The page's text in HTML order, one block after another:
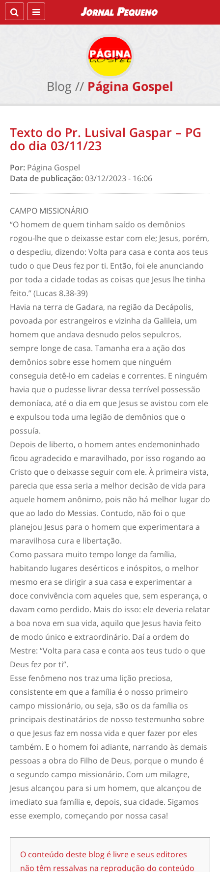
Blog // Página Gospel
Texto do Pr. Lusival Gaspar – PG
do dia 03/11/23
Por: Página Gospel
Data de publicação:03/12/2023 - 16:06
CAMPO MISSIONÁRIO
“O homem de quem tinham saído os demônios
rogou-lhe que o deixasse estar com ele; Jesus, porém,
o despediu, dizendo: Volta para casa e conta aos teus
tudo o que Deus fez por ti. Então, foi ele anunciando
por toda a cidade todas as coisas que Jesus lhe tinha
feito.” (Lucas 8.38-39)
Havia na terra de Gadara, na região da Decápolis,
povoada por estrangeiros e vizinha da Galileia, um
homem que andava desnudo pelos sepulcros,
sempre longe de casa. Tamanha era a ação dos
demônios sobre esse homem que ninguém
conseguia detê-lo em cadeias e correntes. E ninguém
havia que o pudesse livrar dessa terrível possessão
demoníaca, até o dia em que Jesus se avistou com ele
e expulsou toda uma legião de demônios que o
possuía.
Depois de liberto, o homem antes endemoninhado
ficou agradecido e maravilhado, por isso rogando ao
Cristo que o deixasse seguir com ele. À primeira vista,
parecia que essa seria a melhor decisão de vida para
aquele homem anônimo, pois não há melhor lugar do
que ao lado do Messias. Contudo, não foi o que
planejou Jesus para o homem que experimentara a
maravilhosa cura e libertação.
Como passara muito tempo longe da família,
habitando lugares desérticos e inóspitos, o melhor
mesmo era se dirigir a sua casa e experimentar a
doce convivência com aqueles que, sem esperança, o
davam como perdido. Mais do isso: ele deveria relatar
a boa nova em sua vida, aquilo que Jesus havia feito
de modo único e extraordinário. Daí a ordem do
Mestre: “Volta para casa e conta aos teus tudo o que
Deus fez por ti”.
Esse fenômeno nos traz uma lição preciosa,
consistente em que a família é o nosso primeiro
campo missionário, ou seja, são os da família os
principais destinatários de nosso testemunho sobre
o que Jesus faz em nossa vida e quer fazer por eles
também. E o homem foi adiante, narrando às demais
pessoas a obra do Filho de Deus, porque o mundo é
o segundo campo missionário. Com um milagre,
Jesus alcançou para si um homem, que alcançou de
imediato sua família e, depois, sua cidade. Sigamos
esse exemplo, começando por nossa casa!
O conteúdo deste blog é livre e seus editores
não têm ressalvas na reprodução do conteúdo